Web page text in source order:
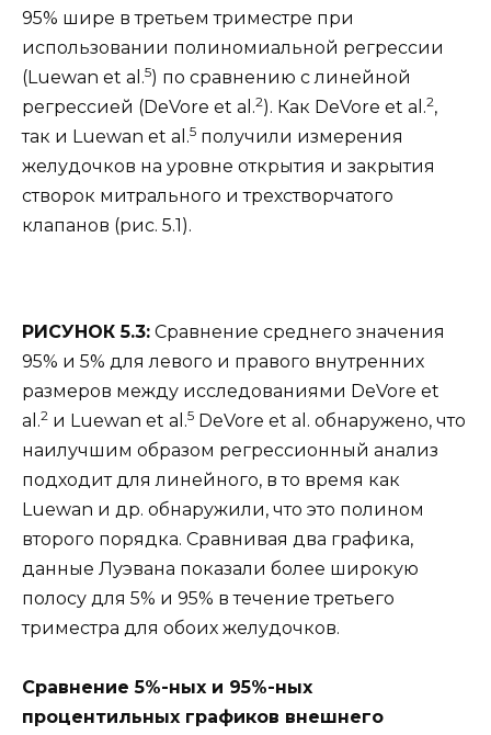
95% шире в третьем триместре при
использовании полиномиальной регрессии
(Luewan et al.5) по сравнению с линейной
регрессией (DeVore et al.2). Как DeVore et al.2,
так и Luewan et al.5 получили измерения
желудочков на уровне открытия и закрытия
створок митрального и трехстворчатого
клапанов (рис. 5.1).
РИСУНОК 5.3: Сравнение среднего значения
95% и 5% для левого и правого внутренних
размеров между исследованиями DeVore et
al.2 и Luewan et al.5 DeVore et al. обнаружено, что
наилучшим образом регрессионный анализ
подходит для линейного, в то время как
Luewan и др. обнаружили, что это полином
второго порядка. Сравнивая два графика,
данные Луэвана показали более широкую
полосу для 5% и 95% в течение третьего
триместра для обоих желудочков.
Сравнение 5%-ных и 95%-ных
процентильных графиков внешнего